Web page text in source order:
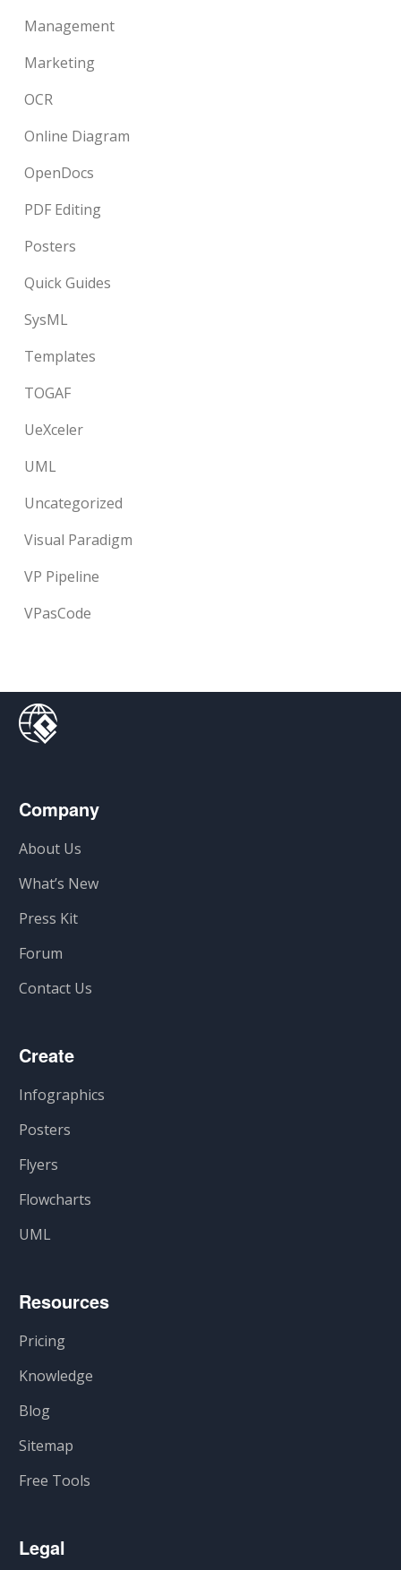
Management
Marketing
OCR
Online Diagram
OpenDocs
PDF Editing
Posters
Quick Guides
SysML
Templates
TOGAF
UeXceler
UML
Uncategorized
Visual Paradigm
VP Pipeline
VPasCode
Company
About Us
What’s New
Press Kit
Forum
Contact Us
Create
Infographics
Posters
Flyers
Flowcharts
UML
Resources
Pricing
Knowledge
Blog
Sitemap
Free Tools
Legal